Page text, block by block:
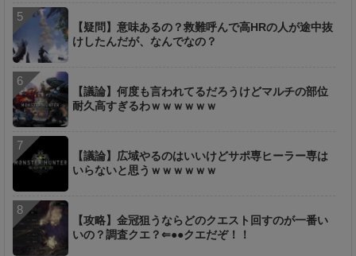
【疑問】意味あるの？救難呼んで高HRの人が途中抜
けしたんだが、なんでなの？
【議論】何度も言われてるだろうけどマルチの部位
耐久高すぎるわｗｗｗｗｗｗ
【議論】広域やるのはいいけどサポ専ヒーラー専は
いらないと思うｗｗｗｗｗｗ
【攻略】金冠狙うならどのクエスト回すのが一番い
いの？調査クエ？⇐●●クエだぞ！！